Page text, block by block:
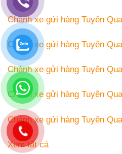
Chành xe gửi hàng Tuyên
Chành xe gửi hàng Tuyên
Chành xe gửi hàng Tuyên
Chành xe gửi hàng Tuyên
Chành xe gửi hàng Tuyên
Xem tất cả